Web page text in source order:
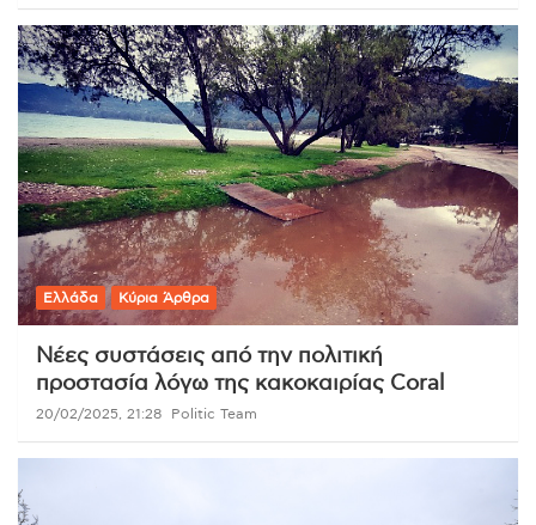
Ελλάδα Κύρια Άρθρα
Νέες συστάσεις από την πολιτική
προστασία λόγω της κακοκαιρίας Coral
20/02/2025, 21:28 Politic Team